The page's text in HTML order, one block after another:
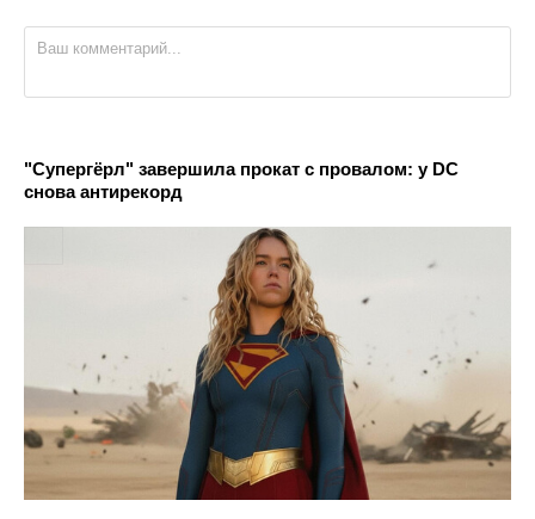
"Супергёрл" завершила прокат с провалом: у DC
снова антирекорд